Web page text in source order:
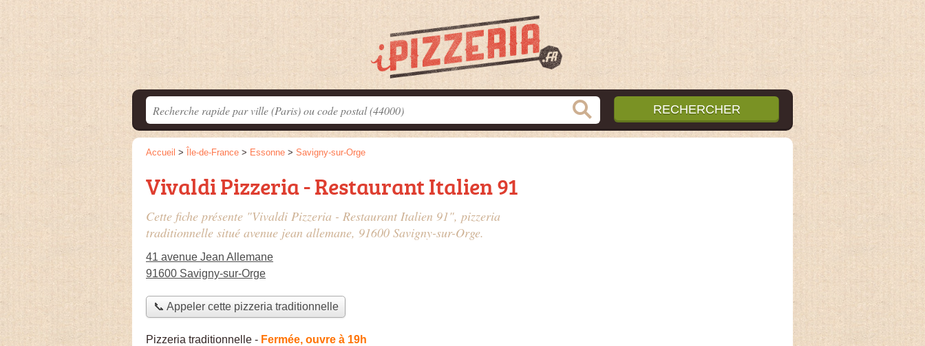
Accueil > Île-de-France > Essonne > Savigny-sur-Orge
Vivaldi Pizzeria - Restaurant Italien 91
Cette fiche présente "Vivaldi Pizzeria - Restaurant Italien 91", pizzeria
traditionnelle situé avenue jean allemane, 91600 Savigny-sur-Orge.
41 avenue Jean Allemane
91600 Savigny-sur-Orge
📞 Appeler cette pizzeria traditionnelle
Pizzeria traditionnelle - Fermée, ouvre à 19h